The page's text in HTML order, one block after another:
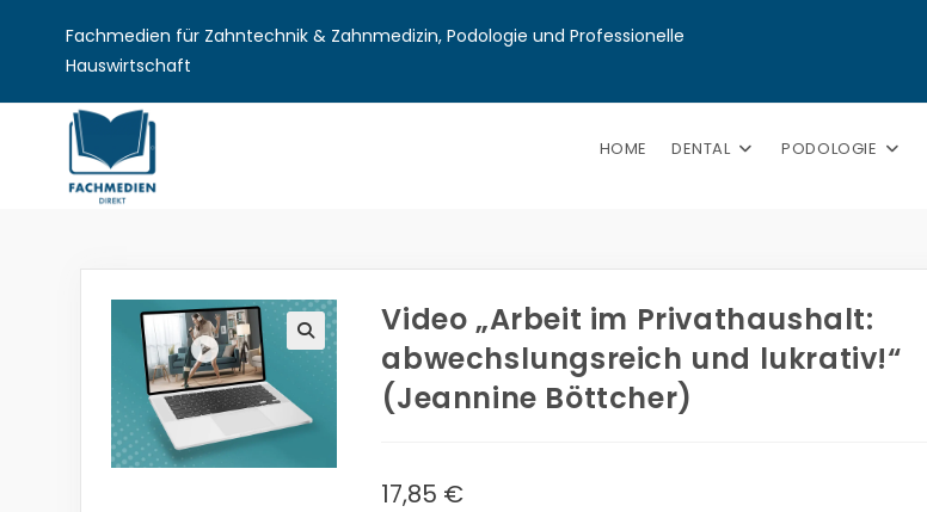
Fachmedien für Zahntechnik & Zahnmedizin, Podologie und Professionelle
Hauswirtschaft
HOME DENTAL PODOLOGIE
Video „Arbeit im Privathaushalt:
abwechslungsreich und lukrativ!“
(Jeannine Böttcher)
17,85 €